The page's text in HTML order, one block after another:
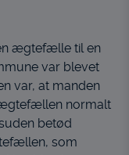
ægtefælle til en
var blevet
var, at manden
normalt
betød
som
- dvs.
for den
på tværs af
brugeren
vise